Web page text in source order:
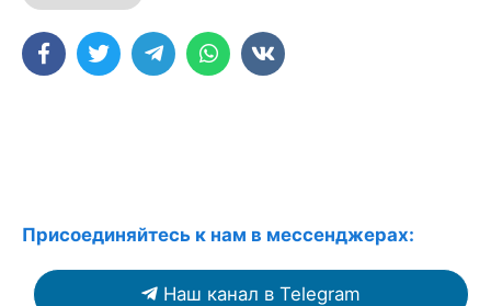
Присоединяйтесь к нам в мессенджерах:
Наш канал в Telegram